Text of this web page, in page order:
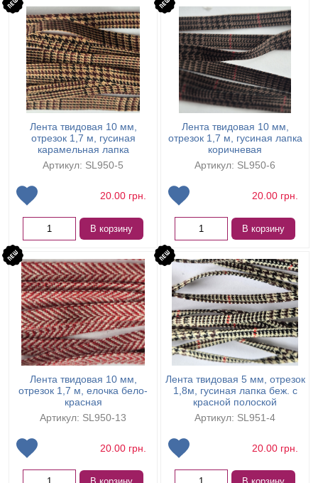
Лента твидовая 10 мм,
отрезок 1,7 м, гусиная
карамельная лапка
Артикул: SL950-5
20.00 грн.
В корзину
Лента твидовая 10 мм,
отрезок 1,7 м, гусиная лапка
коричневая
Артикул: SL950-6
20.00 грн.
В корзину
Лента твидовая 10 мм,
отрезок 1,7 м, елочка бело-
красная
Артикул: SL950-13
20.00 грн.
Лента твидовая 5 мм, отрезок
1,8м, гусиная лапка беж. с
красной полоской
Артикул: SL951-4
20.00 грн.